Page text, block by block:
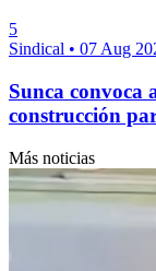
5
Sindical • 07 Aug
Sunca convoca
construcción
Más noticias